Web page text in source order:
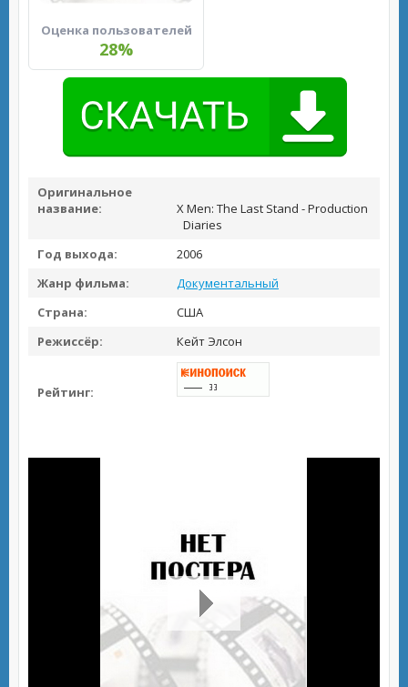
Оценка пользователей
28%
Оригинальное
название:
X Men: The Last Stand - Production
Diaries
Год выхода:
2006
Жанр фильма:
Документальный
Страна:
США
Режиссёр:
Кейт Элсон
Рейтинг: